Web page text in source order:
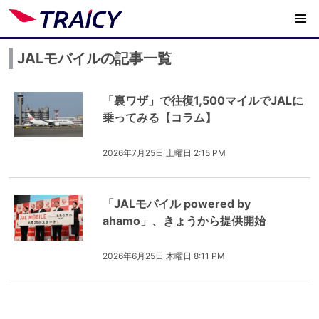
JALモバイルの記事一覧
「裏ワザ」で往復1,500マイルでJALに
乗ってみる【コラム】
2026年7月25日 土曜日 2:15 PM
「JALモバイル powered by
ahamo」、きょうから提供開始
2026年6月25日 木曜日 8:11 PM